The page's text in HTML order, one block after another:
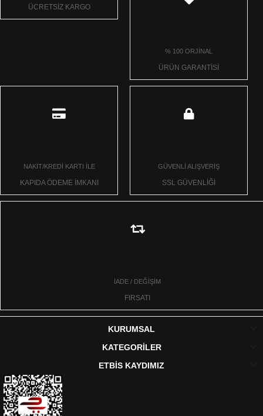
ÜCRETSİZ KARGO
% 100 ORJİNAL
ÜRÜN GARANTİSİ
NAKİT/KREDİ KARTI İLE
KAPIDA ÖDEME İMKANI
GÜVENLİ ALIŞVERİŞ
SSL GÜVENLİĞİ
İADE / DEĞİŞİM
FIRSATI
KURUMSAL
KATEGORİLER
ETBİS KAYDIMIZ